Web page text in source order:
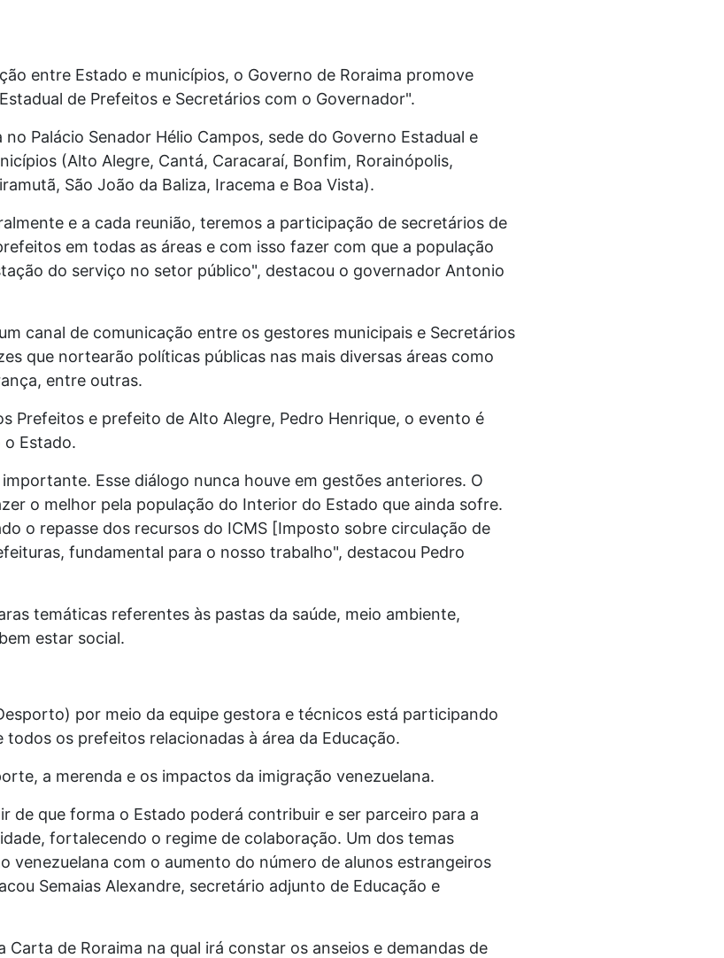
entre Estado e municípios, o Governo de Roraima promove
de Prefeitos e Secretários com o Governador".
Palácio Senador Hélio Campos, sede do Governo Estadual e
(Alto Alegre, Cantá, Caracaraí, Bonfim, Rorainópolis,
São João da Baliza, Iracema e Boa Vista).
e a cada reunião, teremos a participação de secretários de
em todas as áreas e com isso fazer com que a população
do serviço no setor público", destacou o governador Antonio
canal de comunicação entre os gestores municipais e Secretários
que nortearão políticas públicas nas mais diversas áreas como
entre outras.
Prefeitos e prefeito de Alto Alegre, Pedro Henrique, o evento é
Estado.
Esse diálogo nunca houve em gestões anteriores. O
o melhor pela população do Interior do Estado que ainda sofre.
o repasse dos recursos do ICMS [Imposto sobre circulação de
fundamental para o nosso trabalho", destacou Pedro
temáticas referentes às pastas da saúde, meio ambiente,
estar social.
por meio da equipe gestora e técnicos está participando
os prefeitos relacionadas à área da Educação.
a merenda e os impactos da imigração venezuelana.
de que forma o Estado poderá contribuir e ser parceiro para a
fortalecendo o regime de colaboração. Um dos temas
venezuelana com o aumento do número de alunos estrangeiros
Semaias Alexandre, secretário adjunto de Educação e
Carta de Roraima na qual irá constar os anseios e demandas de